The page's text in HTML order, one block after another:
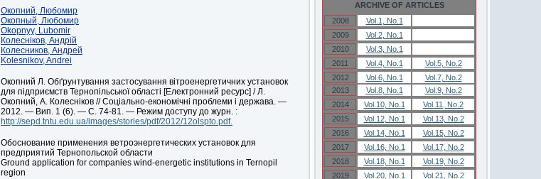
Окопний, Любомир
Окопный, Любомир
Okopnyy, Lubomir
Колесніков, Андрій
Колесников, Андрей
Kolesnikov, Andrei
Окопний Л. Обґрунтування застосування вітроенергетичних установок
для підприємств Тернопільської області [Електронний ресурс] / Л.
Окопний, А. Колесніков // Соціально-економічні проблеми і держава. —
2012. — Вип. 1 (6). — С. 74-81. — Режим доступу до журн. :
http://sepd.tntu.edu.ua/images/stories/pdf/2012/12olspto.pdf.
Обоснование применения ветроэнергетических установок для
предприятий Тернопольской области
Ground application for companies wind-energetic institutions in Ternopil
region
ARCHIVE OF ARTICLES
2008
Vol.1, No.1
2009
Vol.2, No.1
2010
Vol.3, No.1
2011
Vol.4, No.1
Vol.5, No.2
2012
Vol.6, No.1
Vol.7, No.2
2013
Vol.8, No.1
Vol.9, No.2
2014
Vol.10, No.1
Vol.11, No.2
2015
Vol.12, No.1
Vol.13, No.2
2016
Vol.14, No.1
Vol.15, No.2
2017
Vol.16, No.1
Vol.17, No.2
2018
Vol.18, No.1
Vol.19, No.2
2019
Vol.20, No.1
Vol.21, No.2